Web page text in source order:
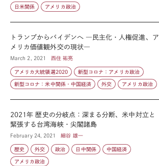
日米関係 アメリカ政治
トランプからバイデンへ ―民主化・人権促進、ア
メリカ価値観外交の現状―
March 2, 2021 西住 祐亮
アメリカ大統領選2020 新型コロナ：アメリカ政治
新型コロナ：米中関係・中国経済 外交 アメリカ政治
2021年 歴史の分岐点：深まる分断、米中対立と
緊張する台湾海峡・尖閣諸島
February 24, 2021 細谷 雄一
歴史 外交 政治 日中関係 中国経済
アメリカ政治